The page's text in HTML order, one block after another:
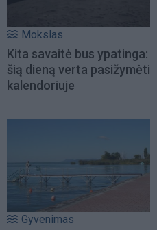
Mokslas
Kita savaitė bus ypatinga:
šią dieną verta pasižymėti
kalendoriuje
Gyvenimas